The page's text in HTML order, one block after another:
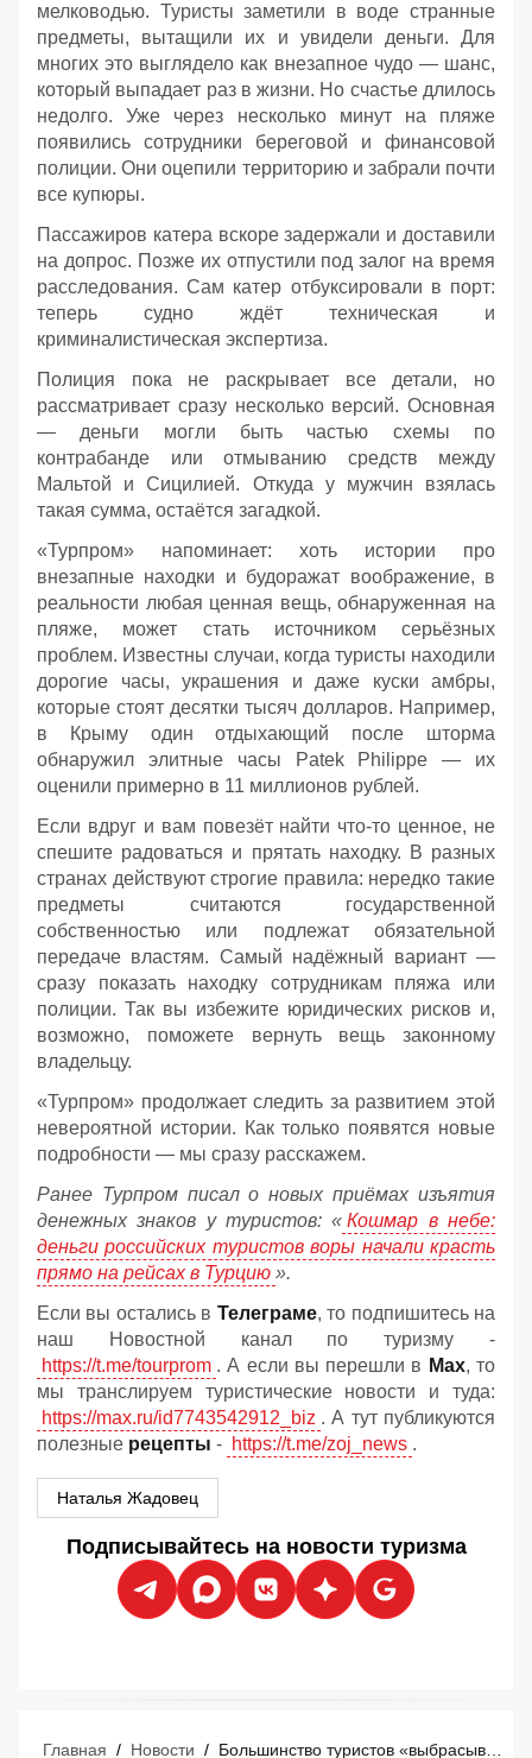
мелководью. Туристы заметили в воде странные
предметы, вытащили их и увидели деньги. Для
многих это выглядело как внезапное чудо — шанс,
который выпадает раз в жизни. Но счастье длилось
недолго. Уже через несколько минут на пляже
появились сотрудники береговой и финансовой
полиции. Они оцепили территорию и забрали почти
все купюры.
Пассажиров катера вскоре задержали и доставили
на допрос. Позже их отпустили под залог на время
расследования. Сам катер отбуксировали в порт:
теперь судно ждёт техническая и
криминалистическая экспертиза.
Полиция пока не раскрывает все детали, но
рассматривает сразу несколько версий. Основная
— деньги могли быть частью схемы по
контрабанде или отмыванию средств между
Мальтой и Сицилией. Откуда у мужчин взялась
такая сумма, остаётся загадкой.
«Турпром» напоминает: хоть истории про
внезапные находки и будоражат воображение, в
реальности любая ценная вещь, обнаруженная на
пляже, может стать источником серьёзных
проблем. Известны случаи, когда туристы находили
дорогие часы, украшения и даже куски амбры,
которые стоят десятки тысяч долларов. Например,
в Крыму один отдыхающий после шторма
обнаружил элитные часы Patek Philippe — их
оценили примерно в 11 миллионов рублей.
Если вдруг и вам повезёт найти что‑то ценное, не
спешите радоваться и прятать находку. В разных
странах действуют строгие правила: нередко такие
предметы считаются государственной
собственностью или подлежат обязательной
передаче властям. Самый надёжный вариант —
сразу показать находку сотрудникам пляжа или
полиции. Так вы избежите юридических рисков и,
возможно, поможете вернуть вещь законному
владельцу.
«Турпром» продолжает следить за развитием этой
невероятной истории. Как только появятся новые
подробности — мы сразу расскажем.
Ранее Турпром писал о новых приёмах изъятия
денежных знаков у туристов: « Кошмар в небе:
деньги российских туристов воры начали красть
прямо на рейсах в Турцию ».
Если вы остались в Телеграме, то подпишитесь на
наш Новостной канал по туризму -
https://t.me/tourprom . А если вы перешли в Мах, то
мы транслируем туристические новости и туда:
https://max.ru/id7743542912_biz . А тут публикуются
полезные рецепты - https://t.me/zoj_news .
Наталья Жадовец
Подписывайтесь на новости туризма
Главная / Новости / Большинство туристов «выбрасывают деньги в мусорное ведро» перед отпуском